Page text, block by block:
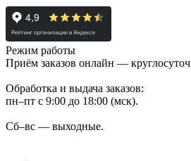
Режим работы
Приём заказов онлайн —
Обработка и выдача заказов:
пн–пт с 9:00 до 18:00 (мск).
Сб–вс — выходные.